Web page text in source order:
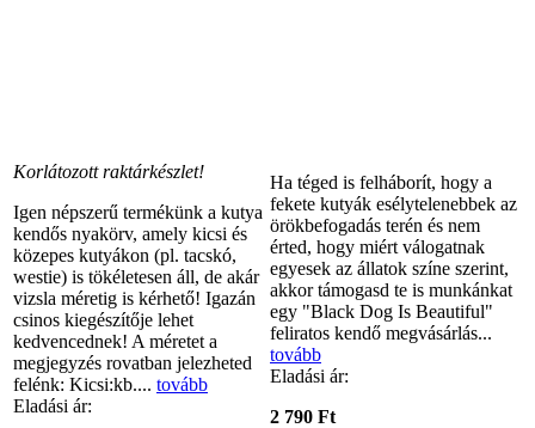
Korlátozott raktárkészlet!
Igen népszerű termékünk a kutya
kendős nyakörv, amely kicsi és
közepes kutyákon (pl. tacskó,
westie) is tökéletesen áll, de akár
vizsla méretig is kérhető! Igazán
csinos kiegészítője lehet
kedvencednek! A méretet a
megjegyzés rovatban jelezheted
felénk: Kicsi:kb.... tovább
Eladási ár:
Ha téged is felháborít, hogy a
fekete kutyák esélytelenebbek az
örökbefogadás terén és nem
érted, hogy miért válogatnak
egyesek az állatok színe szerint,
akkor támogasd te is munkánkat
egy "Black Dog Is Beautiful"
feliratos kendő megvásárlás...
tovább
Eladási ár:
2 790 Ft